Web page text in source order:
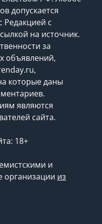
допускается
Редакцией с
на источник.
за
объявлений,
которые даны
являются
сайта.
18+
и
из